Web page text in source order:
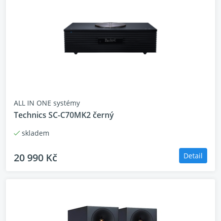
zvuk, vypadá stejně skvěle, jak zní.
ALL IN ONE systémy
Technics SC-C70MK2 černý
skladem
20 990 Kč Detail